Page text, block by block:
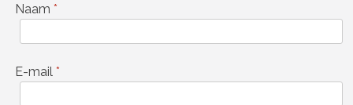
Naam *
E-mail *